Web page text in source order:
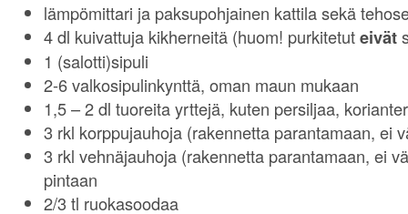
lämpömittari ja paksupohjainen kattila sekä
4 dl kuivattuja kikherneitä (huom! purkitetuteivät
1 (salotti)sipuli
2-6 valkosipulinkynttä, oman maun mukaan
1,5 – 2 dl tuoreita yrttejä, kuten persiljaa,
3 rkl korppujauhoja (rakennetta parantamaan, ei
3 rkl vehnäjauhoja (rakennetta parantamaan, ei
pintaan
2/3 tl ruokasoodaa